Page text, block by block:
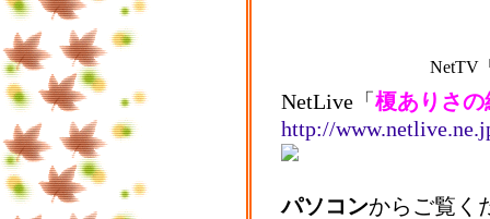
NetTV
NetLive「 榎ありさ
http://
パソコンからご覧く